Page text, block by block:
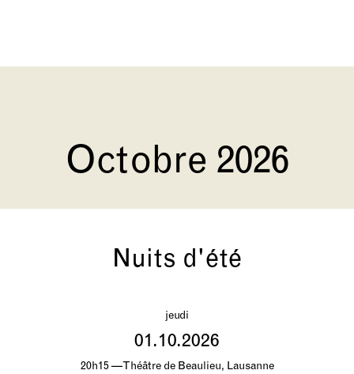
Octobre 2026
Nuits d'été
jeudi
01.10.2026
20h15 — Théâtre de Beaulieu, Lausanne